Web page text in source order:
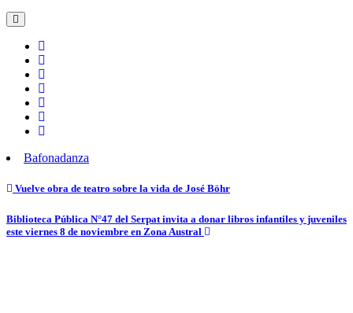
Bafonadanza
Navegación
de
entradas
Vuelve obra de teatro sobre la vida de José Böhr
Biblioteca Pública N°47 del Serpat invita a donar libros infantiles y juveniles
este viernes 8 de noviembre en Zona Austral